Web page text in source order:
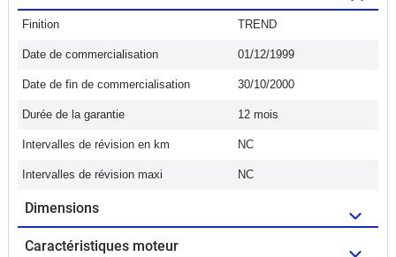
Finition TREND
Date de commercialisation 01/12/1999
Date de fin de commercialisation 30/10/2000
Durée de la garantie 12 mois
Intervalles de révision en km NC
Intervalles de révision maxi NC
Dimensions
Caractéristiques moteur